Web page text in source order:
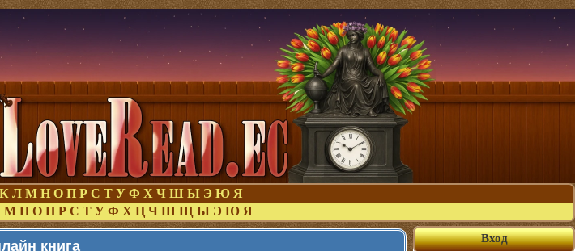
К Л М Н О П Р С Т У Ф Х Ч Ш Ы Э Ю Я
М Н О П Р С Т У Ф Х Ц Ч Ш Щ Ы Э Ю Я
книга Вход